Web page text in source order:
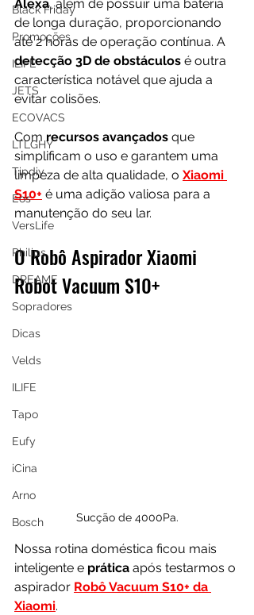
Black Friday
Promoções
ILIFE
JETS
ECOVACS
LTLGHY
Tipdiy
Eos
VersLife
Philips
DREAME
Sopradores
Dicas
Velds
ILIFE
Tapo
Eufy
iCina
Arno
Bosch
Alexa, além de possuir uma bateria
de longa duração, proporcionando
até 2 horas de operação contínua. A
detecção 3D de obstáculos é outra
característica notável que ajuda a
evitar colisões.
Com recursos avançados que
simplificam o uso e garantem uma
limpeza de alta qualidade, o Xiaomi
S10+ é uma adição valiosa para a
manutenção do seu lar.
O Robô Aspirador Xiaomi
Robot Vacuum S10+
Sucção de 4000Pa.
Nossa rotina doméstica ficou mais
inteligente e prática após testarmos o
aspirador Robô Vacuum S10+ da
Xiaomi.